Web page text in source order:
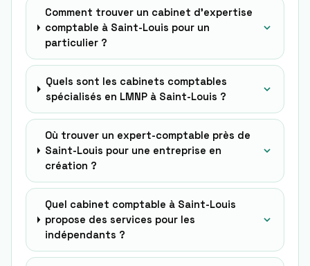
Comment trouver un cabinet d'expertise
comptable à Saint-Louis pour un
particulier ?
Quels sont les cabinets comptables
spécialisés en LMNP à Saint-Louis ?
Où trouver un expert-comptable près de
Saint-Louis pour une entreprise en
création ?
Quel cabinet comptable à Saint-Louis
propose des services pour les
indépendants ?